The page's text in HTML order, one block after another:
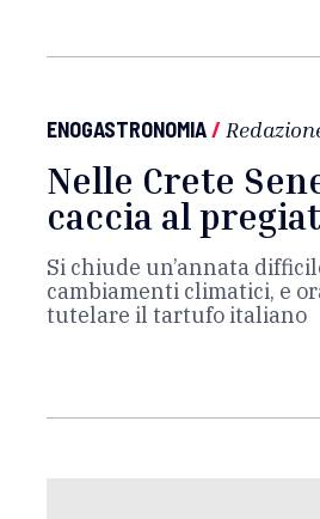
ENOGASTRONOMIA/
Nelle Crete
caccia al
Si chiude un’annata
cambiamenti climatici, e
tutelare il tartufo italiano